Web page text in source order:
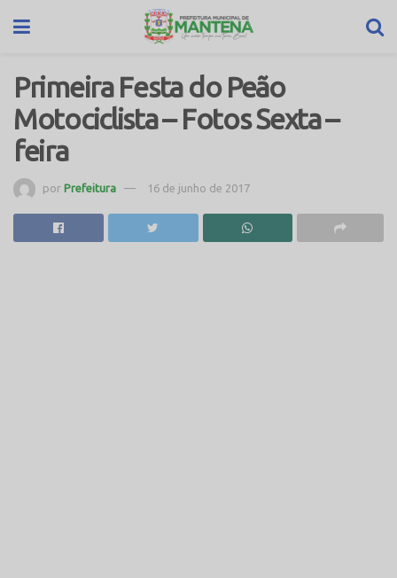
Primeira Festa do Peão
Motociclista – Fotos Sexta –
feira
por Prefeitura 16 de junho de 2017